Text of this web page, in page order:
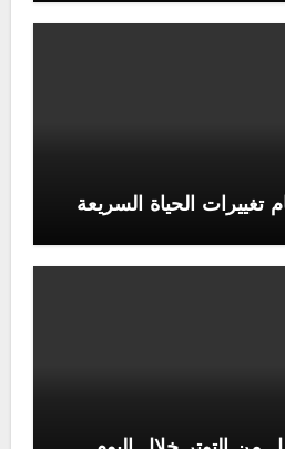
تغييرات الحياة السريعة